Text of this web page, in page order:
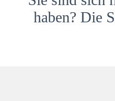
haben? Die